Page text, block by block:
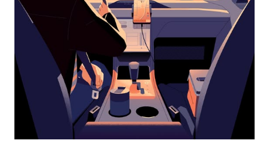
în
jos.
Închide
calendarul
apăsând
pe
butonul
Escape.